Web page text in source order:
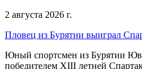
2 августа 2026 г.
Пловец из Бурятии выиграл
Юный спортсмен из Бурятии
победителем XIII летней